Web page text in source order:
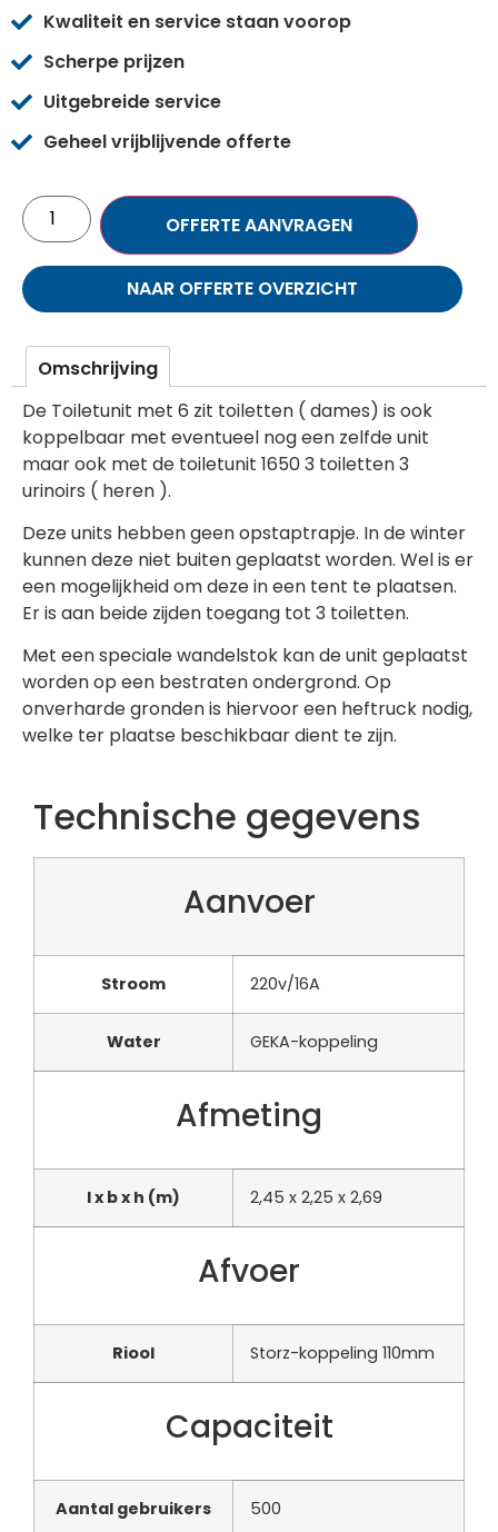
Kwaliteit en service staan voorop
Scherpe prijzen
Uitgebreide service
Geheel vrijblijvende offerte
OFFERTE AANVRAGEN
NAAR OFFERTE OVERZICHT
Omschrijving
​De Toiletunit met 6 zit toiletten ( dames) is ook
koppelbaar met eventueel nog een zelfde unit
maar ook met de toiletunit 1650 3 toiletten 3
urinoirs ( heren ).
Deze units hebben geen opstaptrapje. In de winter
kunnen deze niet buiten geplaatst worden. Wel is er
een mogelijkheid om deze in een tent te plaatsen.
Er is aan beide zijden toegang tot 3 toiletten.
Met een speciale wandelstok kan de unit geplaatst
worden op een bestraten ondergrond. Op
onverharde gronden is hiervoor een heftruck nodig,
welke ter plaatse beschikbaar dient te zijn.
Technische gegevens
Aanvoer
Stroom 220v/16A
Water GEKA-koppeling
Afmeting
l x b x h (m) 2,45 x 2,25 x 2,69
Afvoer
Riool Storz-koppeling 110mm
Capaciteit
Aantal gebruikers 500